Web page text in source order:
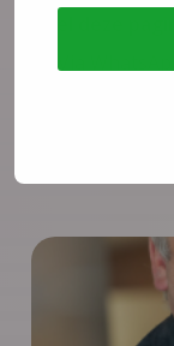
Via WhatsApp